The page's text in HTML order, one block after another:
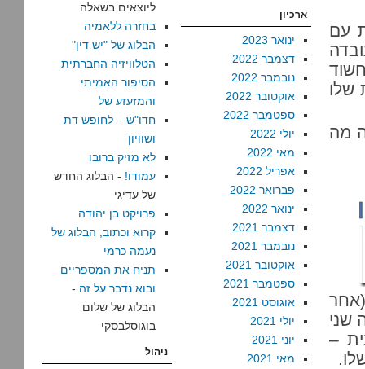
עם
שלו
מה
(אחר
שני
–
ארכיון
ינואר 2023
דצמבר 2022
נובמבר 2022
אוקטובר 2022
ספטמבר 2022
יולי 2022
מאי 2022
אפריל 2022
פברואר 2022
ינואר 2022
דצמבר 2021
נובמבר 2021
אוקטובר 2021
ספטמבר 2021
אוגוסט 2021
יולי 2021
יוני 2021
מאי 2021
ליוצאים בשאלה
בחזרה ללאמיה
הבלוג של "יש דין"
הטלוויזיה החברתית
הסיפור האמיתי
והמזעזע של
חדו"ש – לחופש דת
ושוויון
לא מזיק ברובו
עמודו! - הבלוג החדש
של עדיגי
פרויקט בן יהודה
קרוא וכתוב, הבלוג של
נעמה כרמי
תניח את המספריים
ובוא נדבר על זה -
הבלוג של שלום
בוגוסלבסקי
ניהול